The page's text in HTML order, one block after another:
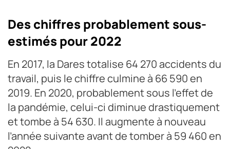
Des chiffres probablement sous-
estimés pour 2022
En 2017, la Dares totalise 64 270 accidents du
travail, puis le chiffre culmine à 66 590 en
2019. En 2020, probablement sous l’effet de
la pandémie, celui-ci diminue drastiquement
et tombe à 54 630. Il augmente à nouveau
l’année suivante avant de tomber à 59 460 en